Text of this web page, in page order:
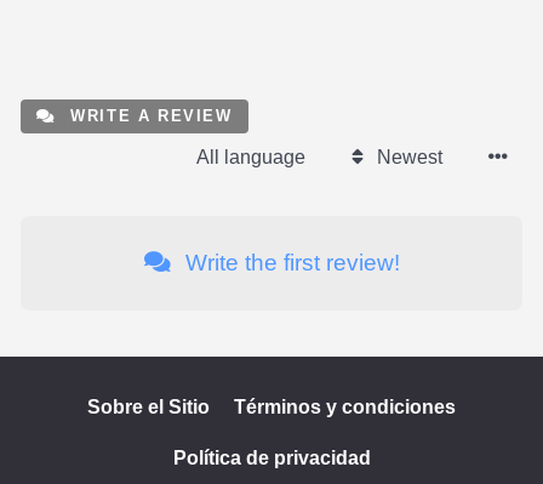
WRITE A REVIEW
All language Newest
Write the first review!
Sobre el Sitio Términos y condiciones
Política de privacidad